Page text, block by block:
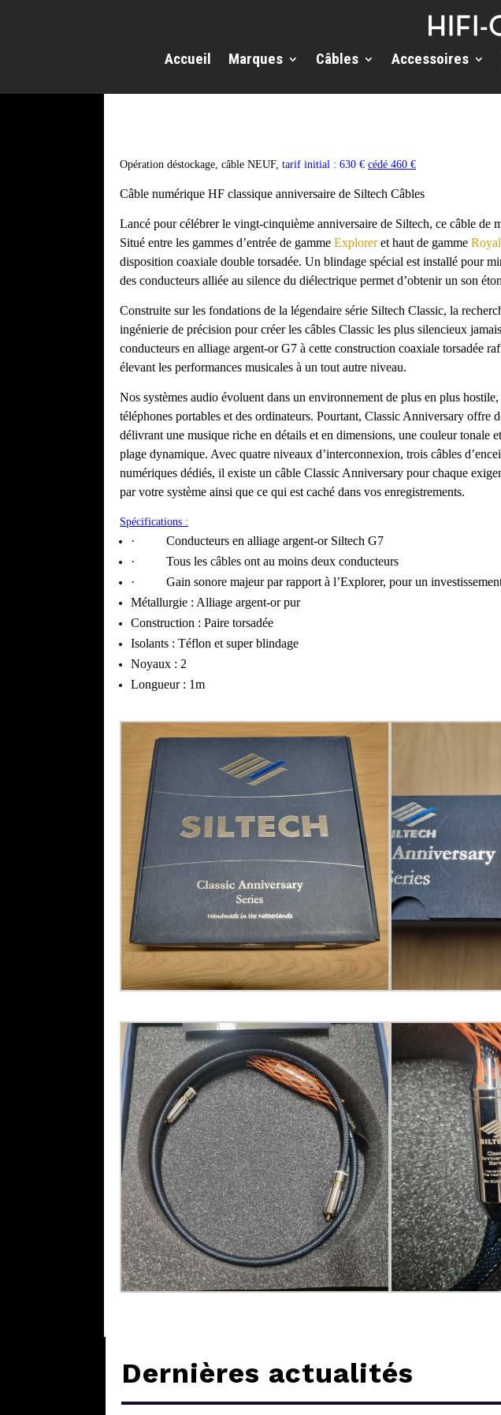
Accueil Marques Câbles Accessoires
Opération déstockage, câble NEUF, tarif initial : 630 € cédé 460 €
Câble numérique HF classique anniversaire de Siltech Câbles
Lancé pour célébrer le vingt-cinquième anniversaire de Siltech, ce câble
Situé entre les gammes d’entrée de gamme Exploreret haut de gamme
disposition coaxiale double torsadée. Un blindage spécial est installé pour
des conducteurs alliée au silence du diélectrique permet d’obtenir un son
Construite sur les fondations de la légendaire série Siltech Classic, la
ingénierie de précision pour créer les câbles Classic les plus silencieux
conducteurs en alliage argent-or G7 à cette construction coaxiale torsadée
élevant les performances musicales à un tout autre niveau.
Nos systèmes audio évoluent dans un environnement de plus en plus
téléphones portables et des ordinateurs. Pourtant, Classic Anniversary offre
délivrant une musique riche en détails et en dimensions, une couleur tonale
plage dynamique. Avec quatre niveaux d’interconnexion, trois câbles
numériques dédiés, il existe un câble Classic Anniversary pour chaque
par votre système ainsi que ce qui est caché dans vos enregistrements.
Spécifications :
· Conducteurs en alliage argent-or Siltech G7
· Tous les câbles ont au moins deux conducteurs
· Gain sonore majeur par rapport à l’Explorer, pour un
Métallurgie : Alliage argent-or pur
Construction : Paire torsadée
Isolants : Téflon et super blindage
Noyaux : 2
Longueur : 1m
Dernières actualités